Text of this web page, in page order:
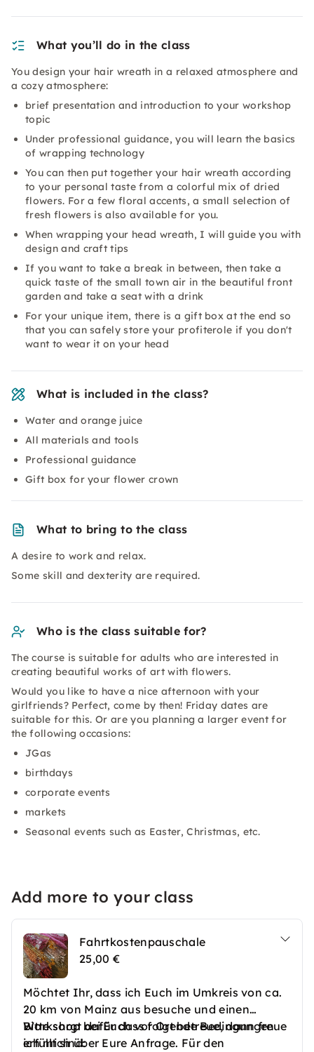
What you’ll do in the class
You design your hair wreath in a relaxed atmosphere and
a cozy atmosphere:
brief presentation and introduction to your workshop
topic
Under professional guidance, you will learn the basics
of wrapping technology
You can then put together your hair wreath according
to your personal taste from a colorful mix of dried
flowers. For a few floral accents, a small selection of
fresh flowers is also available for you.
When wrapping your head wreath, I will guide you with
design and craft tips
If you want to take a break in between, then take a
quick taste of the small town air in the beautiful front
garden and take a seat with a drink
For your unique item, there is a gift box at the end so
that you can safely store your profiterole if you don't
want to wear it on your head
What is included in the class?
Water and orange juice
All materials and tools
Professional guidance
Gift box for your flower crown
What to bring to the class
A desire to work and relax.
Some skill and dexterity are required.
Who is the class suitable for?
The course is suitable for adults who are interested in
creating beautiful works of art with flowers.
Would you like to have a nice afternoon with your
girlfriends? Perfect, come by then! Friday dates are
suitable for this. Or are you planning a larger event for
the following occasions:
JGas
birthdays
corporate events
markets
Seasonal events such as Easter, Christmas, etc.
Add more to your class
Fahrtkostenpauschale
25,00 €
Möchtet Ihr, dass ich Euch im Umkreis von ca.
20 km von Mainz aus besuche und einen
Workshop bei Euch vor Ort betreue, dann freue
ich mich über Eure Anfrage. Für den
Bitte sorgt dafür dass folgende Bedingungen
erfüllt sind: